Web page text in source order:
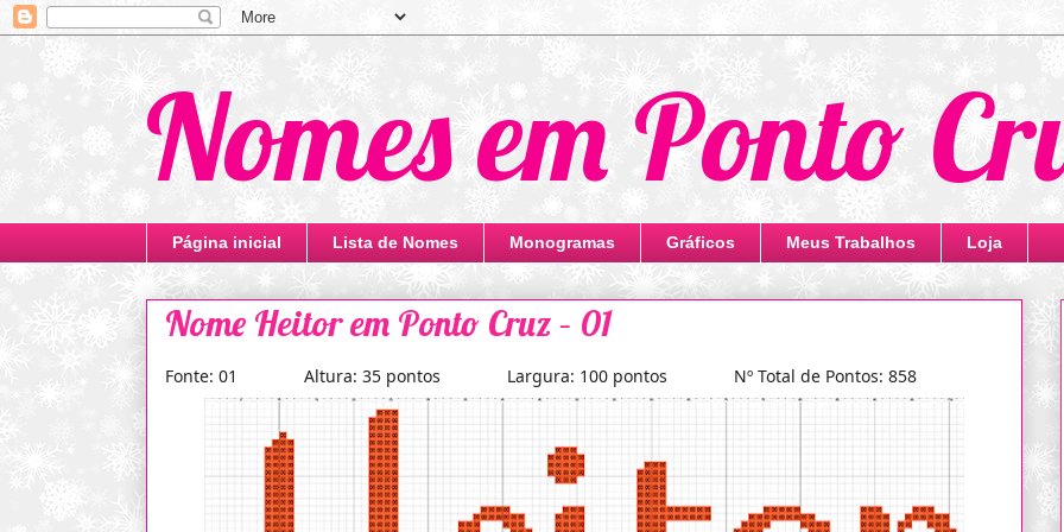
Nomes em Ponto
Página inicial Lista de Nomes Monogramas Gráficos Meus Trabalhos Loja
Nome Heitor em Ponto Cruz – 01
Fonte: 01 Altura: 35 pontos Largura: 100 pontos Nº Total de Pontos: 858